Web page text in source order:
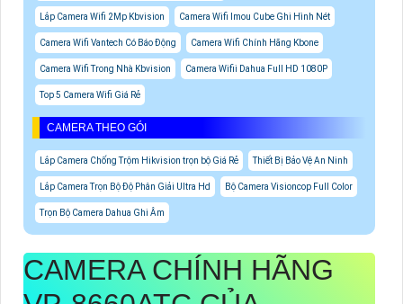
Lắp Camera Wifi 2Mp Kbvision Camera Wifi Imou Cube Ghi Hình Nét
Camera Wifi Vantech Có Báo Động Camera Wifi Chính Hãng Kbone
Camera Wifi Trong Nhà Kbvision Camera Wifii Dahua Full HD 1080P
Top 5 Camera Wifi Giá Rẻ
CAMERA THEO GÓI
Lắp Camera Chống Trộm Hikvision trọn bộ Giá Rẻ Thiết Bị Bảo Vệ An Ninh
Lắp Camera Trọn Bộ Độ Phân Giải Ultra Hd Bộ Camera Visioncop Full Color
Trọn Bộ Camera Dahua Ghi Âm
CAMERA CHÍNH HÃNG